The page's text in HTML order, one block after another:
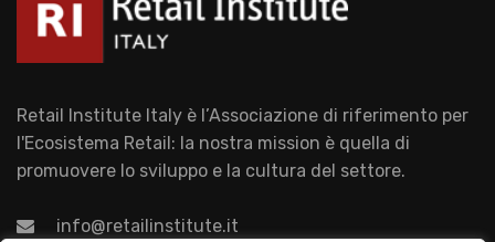
Retail Institute Italy è l’Associazione di riferimento per
l'Ecosistema Retail: la nostra mission è quella di
promuovere lo sviluppo e la cultura del settore.
info@retailinstitute.it